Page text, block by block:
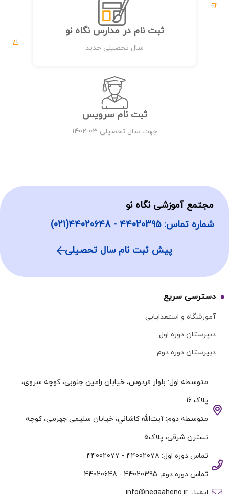
ثبت نام در مدارس نگاه نو
سال تحصیلی جدید
ثبت نام سرویس
جهت سال تحصیلی 03-1402
مجتمع آموزشی نگاه نو
شماره تماس: 44020395 - 44020648(021)
پیش ثبت نام سال تحصیلی
دسترسی سریع
آموزشگاه و استعدایابی
دبیرستان دوره اول
دبیرستان دوره دوم
متوسطه اول: بلوار فردوس، خیابان رامین جنوبی، کوچه سروی،
پلاک 16
متوسطه دوم: آيت‌الله كاشاني، خیابان سلیمی جهرمی، کوچه
نسترن شرقی، پلاک5
تماس دوره اول: 44002078 - 44002077
تماس دوره دوم: 44020395 - 44020648